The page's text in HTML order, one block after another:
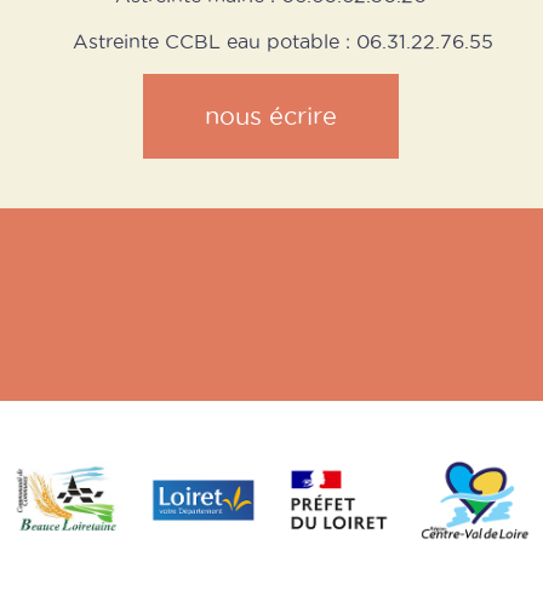
Astreinte CCBL eau potable : 06.31.22.76.55
nous écrire